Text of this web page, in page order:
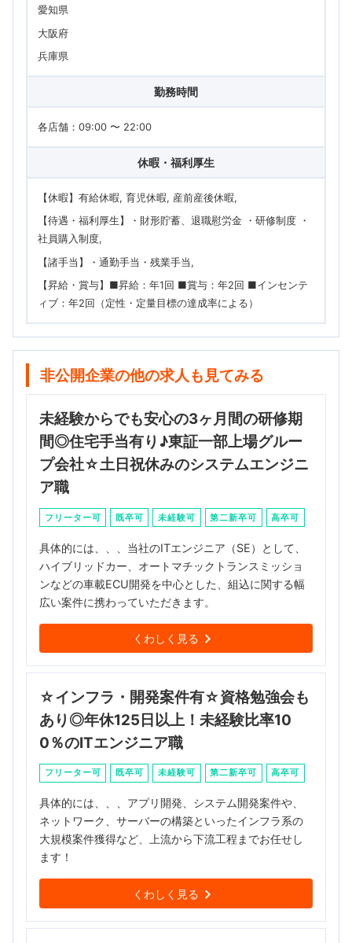
愛知県
大阪府
兵庫県
勤務時間
各店舗：09:00 〜 22:00
休暇・福利厚生
【休暇】有給休暇, 育児休暇, 産前産後休暇
【待遇・福利厚生】・財形貯蓄、退職慰労金 ・研修制度 ・
社員購入制度
【諸手当】・通勤手当・残業手当
【昇給・賞与】■昇給：年1回 ■賞与：年2回 ■インセンテ
ィブ：年2回（定性・定量目標の達成率による）
非公開企業の他の求人も見てみる
未経験からでも安心の3ヶ月間の研修期
間◎住宅手当有り♪東証一部上場グルー
プ会社☆土日祝休みのシステムエンジニ
ア職
フリーター可 既卒可 未経験可 第二新卒可 高卒可
具体的には、、、当社のITエンジニア（SE）として、
ハイブリッドカー、オートマチックトランスミッショ
ンなどの車載ECU開発を中心とした、組込に関する幅
広い案件に携わっていただきます。
くわしく見る
☆インフラ・開発案件有☆資格勉強会も
あり◎年休125日以上！未経験比率10
0％のITエンジニア職
フリーター可 既卒可 未経験可 第二新卒可 高卒可
具体的には、、、アプリ開発、システム開発案件や、
ネットワーク、サーバーの構築といったインフラ系の
大規模案件獲得など、上流から下流工程までお任せし
ます！
くわしく見る